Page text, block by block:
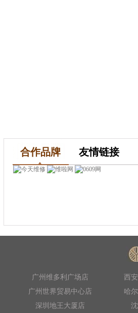
合作品牌 友情链接
广州维多利广场店
广州世界贸易中心店
深圳地王大厦店
西
哈